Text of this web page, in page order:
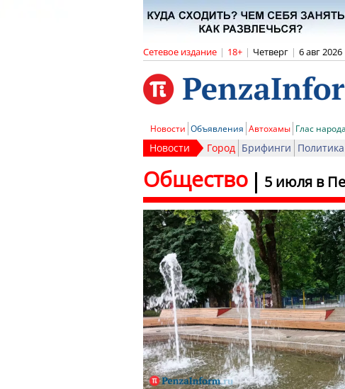
Сетевое издание | 18+ | Четверг | 6 авг 2026
Новости Объявления Автохамы Глас народа
Новости Город Брифинги Политика
5 июля в
Общество